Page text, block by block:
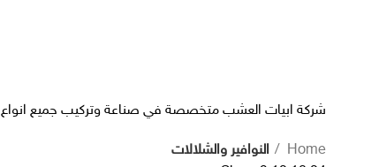
شركة ابيات العشب متخصصة في صناعة وتركيب جميع انواع
Home
النوافير والشلالات